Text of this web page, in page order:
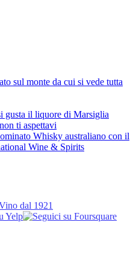
sul monte da cui si vede tutta
gusta il liquore di Marsiglia
ti aspettavi
Whisky australiano con il
Wine & Spirits